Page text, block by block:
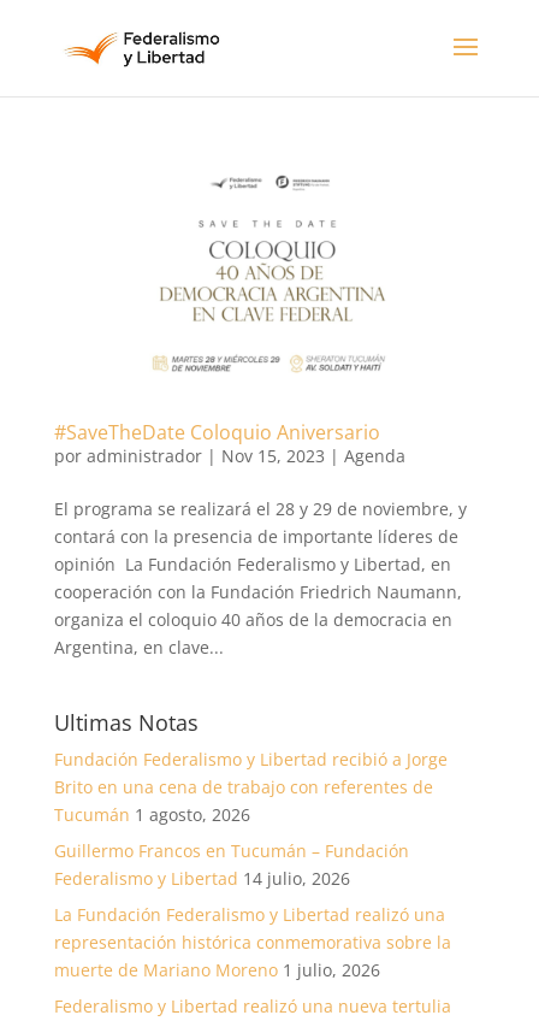
#SaveTheDate Coloquio Aniversario
por administrador| Nov 15, 2023 | Agenda
El programa se realizará el 28 y 29 de noviembre, y
contará con la presencia de importante líderes de
opinión La Fundación Federalismo y Libertad, en
cooperación con la Fundación Friedrich Naumann,
organiza el coloquio 40 años de la democracia en
Argentina, en clave...
Ultimas Notas
Fundación Federalismo y Libertad recibió a Jorge
Brito en una cena de trabajo con referentes de
Tucumán 1 agosto, 2026
Guillermo Francos en Tucumán – Fundación
Federalismo y Libertad 14 julio, 2026
La Fundación Federalismo y Libertad realizó una
representación histórica conmemorativa sobre la
muerte de Mariano Moreno 1 julio, 2026
Federalismo y Libertad realizó una nueva tertulia